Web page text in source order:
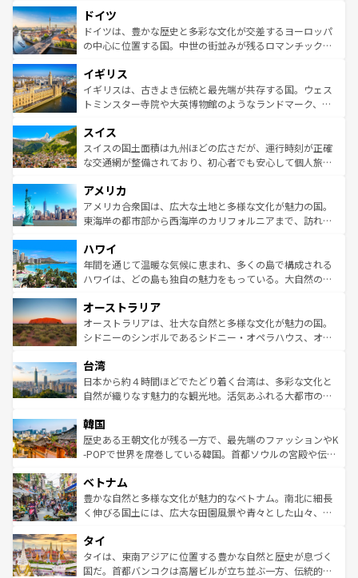
せる。地方によって風土や気候が異なるスペインはその個
性で訪れる人を魅了する。 なお、新着のスペイン情報は コ
ンテンツ一覧を参照してほしい。
で、幅広い魅力が詰まっている。華麗な宮殿、歴史的な大
聖堂、美しいビーチ、そして豊かな自然が、訪れる者を心
から魅了する。また、フランスは美食の国としても知ら
いる。シャンパンの発祥地であるランス、プロヴァンスの
香り高いラベンダー畑など、多彩な楽しみ方が可能だ。さ
らに、パリ以外の地域にも魅力が溢れており、どの街角に
れる地方に足を運ぶとそれぞれで全く異なる文化を体験で
きるだろう。 なお、新着のフランス情報はコンテンツ一覧
を参照してほしい。
ドイツ
ドイツは、豊かな歴史と多彩な文化が交差するヨーロッパ
の中心に位置する国。中世の街並みが残るロマンチック街
顔を持つこの国は、どこを歩いても飽きることがない。ベ
ルリンの文化的活気、バイエルン州のアルプスの絶景、そ
してライン川沿いのワイン畑といった風景は必見。ビール
は、お酒好きな人にはぜひ体験してほしい。 なお、新着の
ドイツ情報はコンテンツ一覧を参照してほしい。
イギリス
イギリスは、古きよき伝統と最先端が共存する国。ウェス
トミンスター寺院や大英博物館のようなランドマーク、歴
リアごとに異なる魅力がある。また、優雅なアフタヌーン
ティー、ビール好きにはたまらない英国パブ、サッカー観
戦など、本場だからこそできる体験も豊富。イギリスを旅
ンツ一覧を参照してほしい。
スイス
スイスの国土面積は九州ほどの広さだが、運行時刻が正確
な交通網が整備されており、初心者でも安心して個人旅行
の建物がそのまま残る町や、スイスならではのユニークな
博物館もあり、アルプス観光だけでなく町歩きも満喫する
ことができる。国民の所得が高いため物価も高いが、旅行
ば市内交通費無料で観光を楽しむこともできる。 なお、新
着のスイス情報はコンテンツ一覧 を参照してほしい。
アメリカ
アメリカ合衆国は、広大な土地と多様な文化が魅力の国。
東海岸の都市部から西海岸のカリフォルニアまで、訪れる
のような巨大都市は、観光、ショッピング、エンターテイ
ンメントが詰まった刺激的なスポットだ。一方、アメリカ
西部には大自然が広がり、グランドキャニオンやイエロー
部のニューオーリンズでは、音楽と美食が融合した独特の
文化が魅力。旅行者はアメリカの各地域で異なる魅力を楽
しみながら、その多様性と豊かな歴史を感じることができ
ならではの贅沢な旅のスタイルだ。 なお、新着のアメリカ
情報はコンテンツ一覧を参照してほしい。
ハワイ
年間を通じて温暖な気候に恵まれ、多くの島で構成される
ハワイは、どの島も独自の魅力をもっている。大自然の神
ワイ島は見逃せない。また、定番の観光地といえばオアフ
島だが、静かな自然を求めるならマウイ島やカウアイ島が
おすすめ。エメラルドグリーンに輝く海をはじめ、豊かな
れるおもてなしの心で訪れる人々を迎えてくれるハワイの
人々、おいしいローカルフードやハワイアンミュージッ
ク、伝統的なフラダンスなど、すべてがハワイの魅力を彩
ワイを、存分に味わってほしい。 なお、新着のハワイ情報
はコンテンツ一覧を参照してほしい。
オーストラリア
オーストラリアは、壮大な自然と多様な文化が魅力の国。
シドニーのシンボルであるシドニー・オペラハウス、オー
リアリーフや大陸中央部にそびえるウルル（エアーズロッ
ク）、タスマニアの美しい原生林やケアンズの熱帯雨林な
ど、見どころがたくさん。また、カフェやワイン、オージ
いる。アクティビティも充実しており、サーフィンやダイ
ビング、ハイキングなど、アウトドア好きにはたまらな
い。オーストラリアの多彩な魅力を存分に味わいつくそ
参照してほしい。
台湾
日本から約４時間ほどでたどり着く台湾は、多彩な文化と
自然が織りなす魅力的な観光地。活気あふれる大都市の台
ン）、静ひつな山岳地帯である台湾東部など、都市の喧騒
と山間の静けさが共存しており、訪れる人に新しい発見と
驚きをもたらしてくれる。また、奥深い台湾の食文化も魅
容にもいいと評判のスイーツなど、バラエティ豊かな料理
が味わえる。 なお、新着の台湾情報は コンテンツ一覧を参
照してほしい。
韓国
歴史ある王朝文化が残る一方で、最先端のファッションやK
-POPで世界を席巻している韓国。首都ソウルの宮殿や伝統
き、地方に足を延ばせば四季折々の自然美を楽しむことが
できる。そして、キムチや焼肉、絶品のストリートフード
まで、さまざまな韓国料理が待っている。夜には、韓国な
リティに包まれながら、韓国の多彩な魅力を心ゆくまで味
わってみてほしい。 なお、新着の韓国情報はコンテンツ一
覧を参照してほしい。
ベトナム
豊かな自然と多様な文化が魅力的なベトナム。南北に細長
く伸びる国土には、広大な田園風景や青々とした山々、世
急速な発展と共に伝統が息づく。ハノイの古い町並みやホ
ーチミン市のフランス統治時代の建物も、独特の雰囲気を
醸し出している。また、バラエティの豊かさとおいしさで
タイ
タイは、東南アジアに位置する豊かな自然と歴史が息づく
国だ。首都バンコクは高層ビルが立ち並ぶ一方、伝統的な